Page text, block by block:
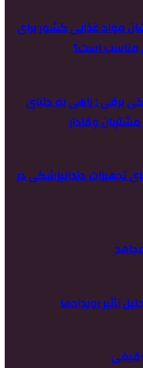
مواد غذایی کشور برای
مناسب است؟
برقی : راهی به دنیای
وفادار
تجهیزات دندانپزشکی در
تأثیر رویدادها